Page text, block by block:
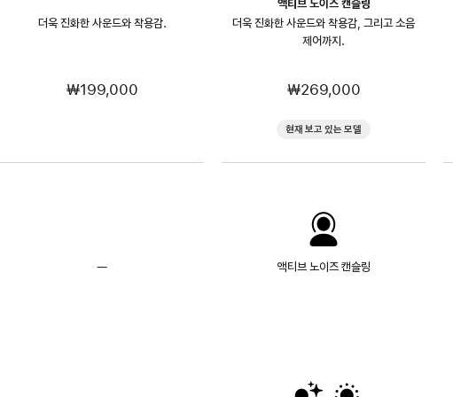
더욱 진화한 사운드와 착용감.
₩199,000
—
액티브 노이즈 캔슬링
더욱 진화한 사운드와 착용감, 그리고 소음
제어까지.
₩269,000
현재 보고 있는 모델
액티브 노이즈 캔슬링